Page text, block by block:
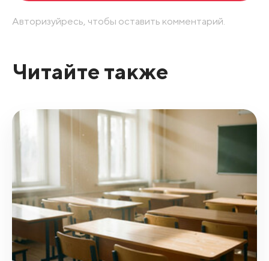
Авторизуйресь, чтобы оставить комментарий.
Читайте также